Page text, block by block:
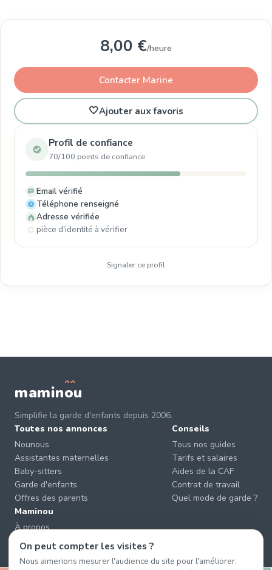
8,00 €/heure
Contacter Marine
🤍Ajouter aux favoris
Profil de confiance
70/100 points de confiance
Email vérifié
Téléphone renseigné
Adresse vérifiée
pièce d'identité à vérifier
Signaler ce profil
maminou
Simplifie la garde d'enfants depuis 2006.
Toutes nos annonces
Nounous
Assistantes maternelles
Baby-sitters
Garde d'enfants
Offres des parents
Conseils
Tous nos guides
Tarifs et salaires
Aides de la CAF
Contrat de travail
Quel mode de garde ?
Maminou
À propos
Nous contacter
Éviter les arnaques
CGU & CGV
On peut compter les visites ?
Nous aimerions mesurer l'audience du site pour l'améliorer.